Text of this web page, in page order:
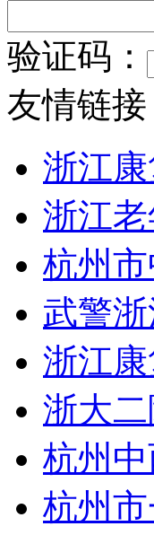
验证码：
友情链接
浙江
浙江
杭州
武警
浙江
浙大
杭州
杭州